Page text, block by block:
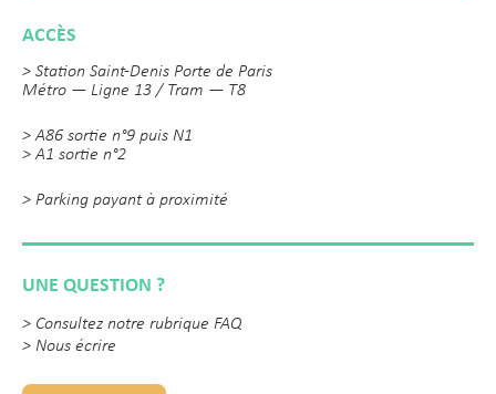
ACCÈS
> Station Saint-Denis Porte de Paris
Métro — Ligne 13 / Tram — T8
> A86 sortie n°9 puis N1
> A1 sortie n°2
> Parking payant à proximité
UNE QUESTION ?
> Consultez notre rubrique FAQ
> Nous écrire